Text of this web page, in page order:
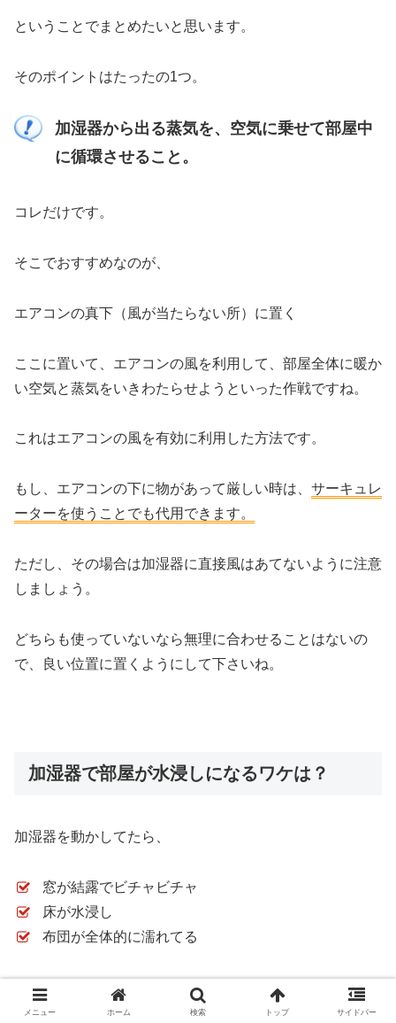
ということでまとめたいと思います。
そのポイントはたったの1つ。
加湿器から出る蒸気を、空気に乗せて部屋中
に循環させること。
コレだけです。
そこでおすすめなのが、
エアコンの真下（風が当たらない所）に置く
ここに置いて、エアコンの風を利用して、部屋全体に暖か
い空気と蒸気をいきわたらせようといった作戦ですね。
これはエアコンの風を有効に利用した方法です。
もし、エアコンの下に物があって厳しい時は、 サーキュレ
ーターを使うことでも代用できます。
ただし、その場合は加湿器に直接風はあてないように注意
しましょう。
どちらも使っていないなら無理に合わせることはないの
で、良い位置に置くようにして下さいね。
加湿器で部屋が水浸しになるワケは？
加湿器を動かしてたら、
窓が結露でビチャビチャ
床が水浸し
布団が全体的に濡れてる
こんな状況になった事がないですか？
メニュー ホーム 検索 トップ サイドバー